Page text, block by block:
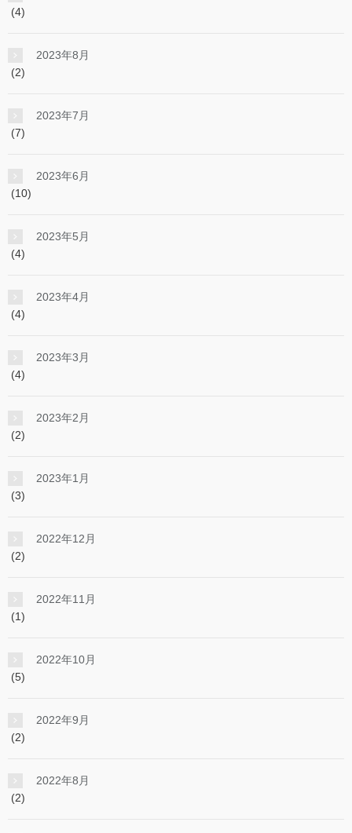
(4)
2023年8月
(2)
2023年7月
(7)
2023年6月
(10)
2023年5月
(4)
2023年4月
(4)
2023年3月
(4)
2023年2月
(2)
2023年1月
(3)
2022年12月
(2)
2022年11月
(1)
2022年10月
(5)
2022年9月
(2)
2022年8月
(2)